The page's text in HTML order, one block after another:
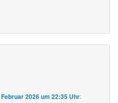
2026 um 22:35 Uhr: